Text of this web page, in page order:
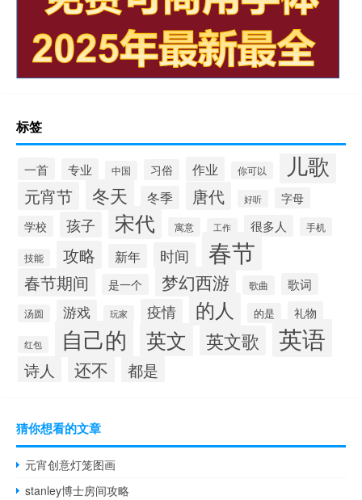
标签
一首 专业 中国 习俗 作业 你可以 儿歌
元宵节 冬天 冬季 唐代 好听
字母
学校
孩子 宋代 寓意 工作 很多人 手机
技能 攻略 新年 时间 春节
春节期间 是一个 梦幻西游 歌曲 歌词
汤圆 游戏 玩家 疫情 的人 的是 礼物
红包 自己的 英文 英文歌 英语
诗人 还不 都是
猜你想看的文章
元宵创意灯笼图画
stanley博士房间攻略